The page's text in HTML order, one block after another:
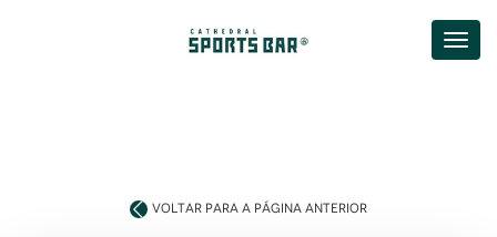
VOLTAR PARA A PÁGINA ANTERIOR